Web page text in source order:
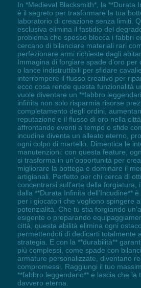
In *Medieval Blacksmith*, la **Durata
è il segreto per trasformare la tua
laboratorio di creazione senza limiti.
esclusiva elimina il fastidio del
problema che spesso blocca i fabbri
cercano di bilanciare materiali rari
perfezionare armi richieste dagli
Immagina di forgiare spade d’oro per
o lance indistruttibili per sfidare
interrompere il flusso creativo per
ecco cosa rende questa funzionalità
vuole diventare un **fabbro
infinita non solo risparmia risorse
completamento degli ordini,
reputazione e il flusso di oro nella
affrontando eventi a tempo o sfide
incudine diventa un alleato eterno,
ogni colpo di martello. Dimentica le
manutenzioni: con questa feature,
si trasforma in un’opportunità per
migliorare la bottega e dominare il
artigianali. Perfetto per chi cerca di
concentrarsi sull’arte della forgiatura,
dalla **Durata Infinita dell’Incudine**
per i giocatori che vogliono spingere
potenzialità. Che tu stia forgiando
esigente o preparando
città, questa abilità elimina ogni
permettendoti di dedicarti totalmente
strategia. E con la **durabilità**
più complessi, come spade con
armature personalizzate, diventano
compromessi. Raggiungi il tuo
**fabbro leggendario** e lascia che la
davvero eterna.